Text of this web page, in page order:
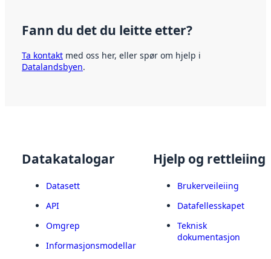
Fann du det du leitte etter?
Ta kontakt med oss her, eller spør om hjelp i
Datalandsbyen.
Datakatalogar
Datasett
API
Omgrep
Informasjonsmodellar
Hjelp og rettleiing
Brukerveileiing
Datafellesskapet
Teknisk
dokumentasjon